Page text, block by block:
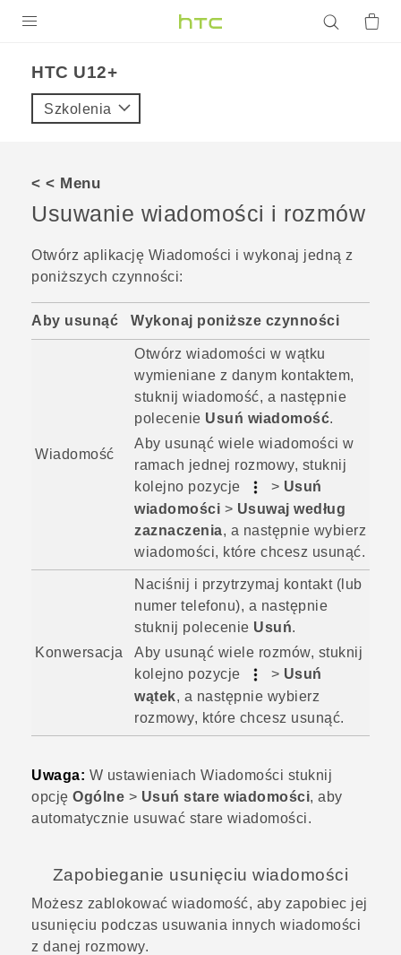
VIVE
POMOC TECHNICZNA
Urządzenia i akcesoria HTC
Zaloguj się
HTC U12+‎
Szkolenia
< < Menu
Usuwanie wiadomości i rozmów
Otwórz aplikację Wiadomości i wykonaj jedną z
poniższych czynności:
Aby usunąć Wykonaj poniższe czynności
Wiadomość
Otwórz wiadomości w wątku
wymieniane z danym kontaktem,
stuknij wiadomość, a następnie
polecenie Usuń wiadomość.
Aby usunąć wiele wiadomości w
ramach jednej rozmowy, stuknij
kolejno pozycje
> Usuń
wiadomości > Usuwaj według
zaznaczenia, a następnie wybierz
wiadomości, które chcesz usunąć.
Konwersacja
Naciśnij i przytrzymaj kontakt (lub
numer telefonu), a następnie
stuknij polecenie Usuń.
Aby usunąć wiele rozmów, stuknij
kolejno pozycje
> Usuń
wątek, a następnie wybierz
rozmowy, które chcesz usunąć.
Uwaga: W ustawieniach Wiadomości stuknij
opcję Ogólne > Usuń stare wiadomości, aby
automatycznie usuwać stare wiadomości.
Zapobieganie usunięciu wiadomości
Możesz zablokować wiadomość, aby zapobiec jej
usunięciu podczas usuwania innych wiadomości
z danej rozmowy.